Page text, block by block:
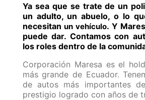
Ya sea que se trate de un
un adulto, un abuelo, o lo
necesitanun vehículo. Y
puede dar. Contamos con
los roles dentro de la
Corporación Maresa es el
más grande de Ecuador.
de autos más importantes
prestigio logrado con años de